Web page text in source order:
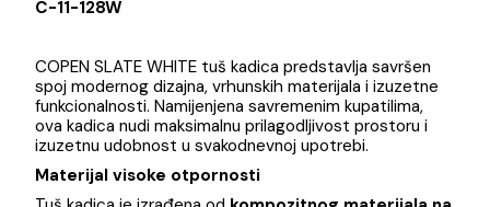
Tuš kadica COPEN SLATE WHITE 1200x800x25
S/S white rešetkom
C-11-128W